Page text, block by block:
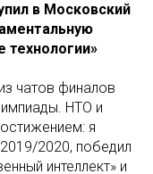
в Московский
чатов финалов
НТО и
я
2020, победил
интеллект» и